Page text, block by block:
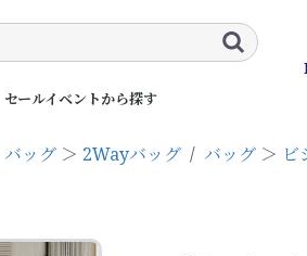
セールイベントから探す
バッグ ＞ 2Wayバッグ / バッグ ＞ ビ